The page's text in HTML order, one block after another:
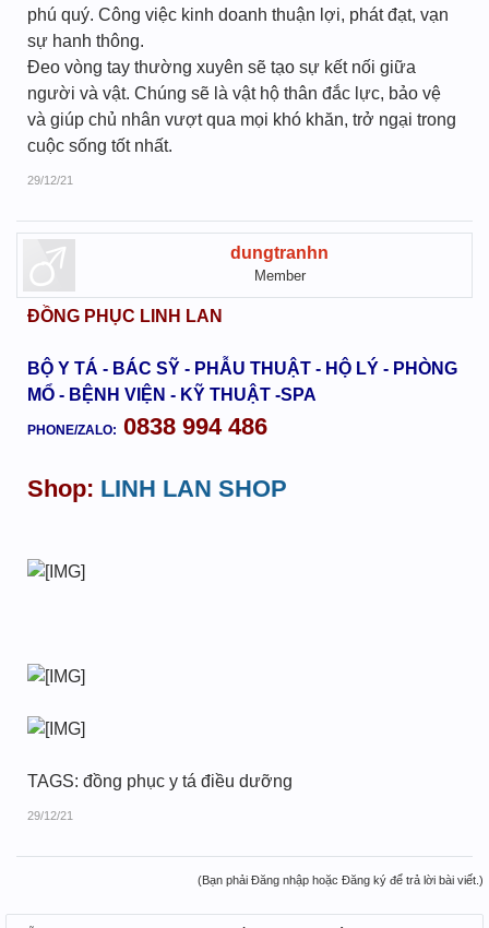
phú quý. Công việc kinh doanh thuận lợi, phát đạt, vạn
sự hanh thông.
Đeo vòng tay thường xuyên sẽ tạo sự kết nối giữa
người và vật. Chúng sẽ là vật hộ thân đắc lực, bảo vệ
và giúp chủ nhân vượt qua mọi khó khăn, trở ngại trong
cuộc sống tốt nhất.
29/12/21
dungtranhn
Member
ĐỒNG PHỤC LINH LAN
BỘ Y TÁ - BÁC SỸ - PHẪU THUẬT - HỘ LÝ - PHÒNG
MỔ - BỆNH VIỆN - KỸ THUẬT -SPA
PHONE/ZALO: 0838 994 486
Shop: LINH LAN SHOP
TAGS: đồng phục y tá điều dưỡng
29/12/21
(Bạn phải Đăng nhập hoặc Đăng ký để trả lời bài viết.)